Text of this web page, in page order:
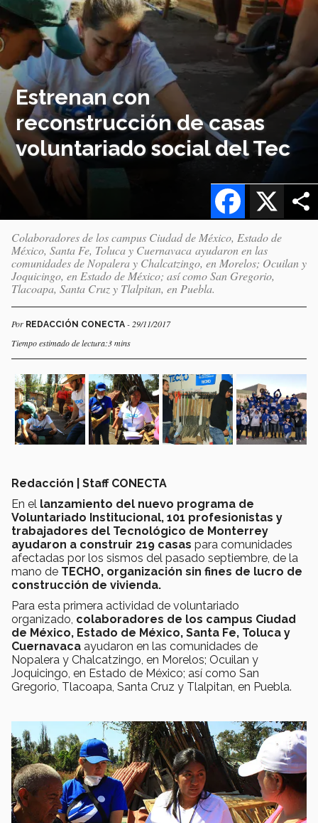
Estrenan con
reconstrucción de casas
voluntariado social del Tec
X
Facebook
Colaboradores de los campus Ciudad de México, Estado de
México, Santa Fe, Toluca y Cuernavaca ayudaron en las
comunidades de Nopalera y Chalcatzingo, en Morelos; Ocuilan y
Joquicingo, en Estado de México; así como San Gregorio,
Tlacoapa, Santa Cruz y Tlalpitan, en Puebla.
Por REDACCIÓN CONECTA - 29/11/2017
Tiempo estimado de lectura:3 mins
Redacción | Staff CONECTA
En el lanzamiento del nuevo programa de
Voluntariado Institucional, 101 profesionistas y
trabajadores del Tecnológico de Monterrey
ayudaron a construir 219 casas para comunidades
afectadas por los sismos del pasado septiembre, de la
mano de TECHO, organización sin fines de lucro de
construcción de vivienda.
Para esta primera actividad de voluntariado
organizado, colaboradores de los campus Ciudad
de México, Estado de México, Santa Fe, Toluca y
Cuernavaca ayudaron en las comunidades de
Nopalera y Chalcatzingo, en Morelos; Ocuilan y
Joquicingo, en Estado de México; así como San
Gregorio, Tlacoapa, Santa Cruz y Tlalpitan, en Puebla.